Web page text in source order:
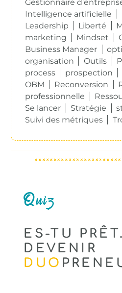
Gestionnaire
Intelligence artificielle
Leadership
Liberté
marketing
Mindset
Business Manager
organisation
Outils
process
prospection
OBM
Reconversion
professionnelle
Se lancer
Stratégie
Suivi des métriques
Quiz
ES-TU
DEVENIR
DUO